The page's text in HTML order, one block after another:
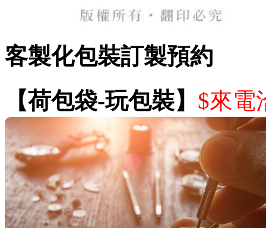
客製化包裝訂製預約
【荷包袋-玩包裝】 $來電